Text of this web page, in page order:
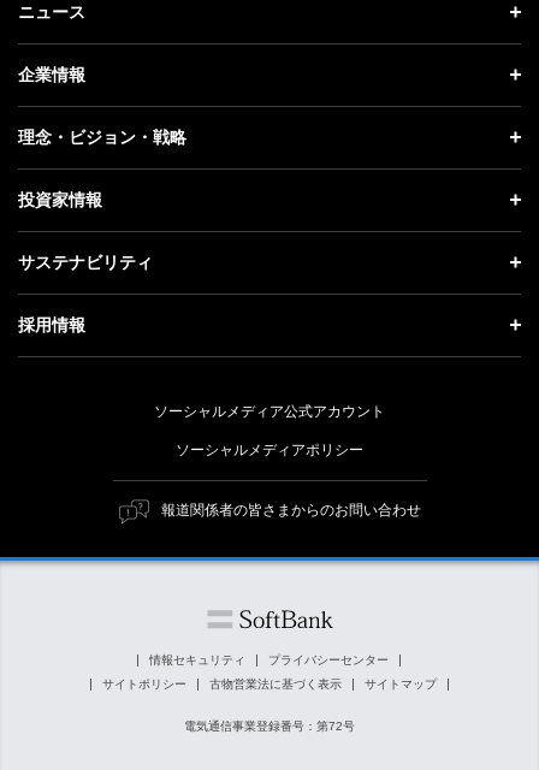
ニュース
ニュース トップ
プレスリリース
更新情報
記者説明会
企業情報
企業情報 トップ
社長メッセージ
事業紹介
ガバナンス
理念・ビジョン・戦略
理念・ビジョン・戦略 トップ
成長戦略「Activate AI for Society」
人材戦略
投資家情報
投資家情報 トップ
経営方針
個人投資家の皆さまへ
株式と社債について
サステナビリティ
サステナビリティ トップ
トップメッセージ
ESG方針・体制
マテリアリティ（重要課題）
ESGの主な取り組み
外部評価・イニシアチブ
採用情報
障がい者採用
ソーシャルメディア公式アカウント
ソーシャルメディアポリシー
報道関係者の皆さまからのお問い合わせ
情報セキュリティ
プライバシーセンター
サイトポリシー
古物営業法に基づく表示 サイトマップ
電気通信事業登録番号：第72号